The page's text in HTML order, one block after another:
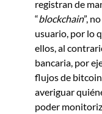
registran de
“blockchain”,
usuario, por lo
ellos, al
bancaria, por
flujos de
averiguar
poder